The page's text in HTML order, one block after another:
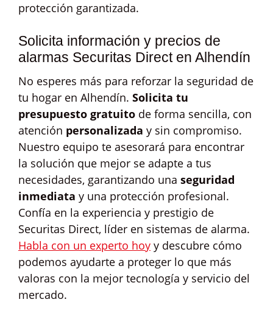
protección garantizada.
Solicita información y precios de
alarmas Securitas Direct en Alhendín
No esperes más para reforzar la seguridad de
tu hogar en Alhendín. Solicita tu
presupuesto gratuito de forma sencilla, con
atención personalizada y sin compromiso.
Nuestro equipo te asesorará para encontrar
la solución que mejor se adapte a tus
necesidades, garantizando una seguridad
inmediata y una protección profesional.
Confía en la experiencia y prestigio de
Securitas Direct, líder en sistemas de alarma.
Habla con un experto hoy y descubre cómo
podemos ayudarte a proteger lo que más
valoras con la mejor tecnología y servicio del
mercado.